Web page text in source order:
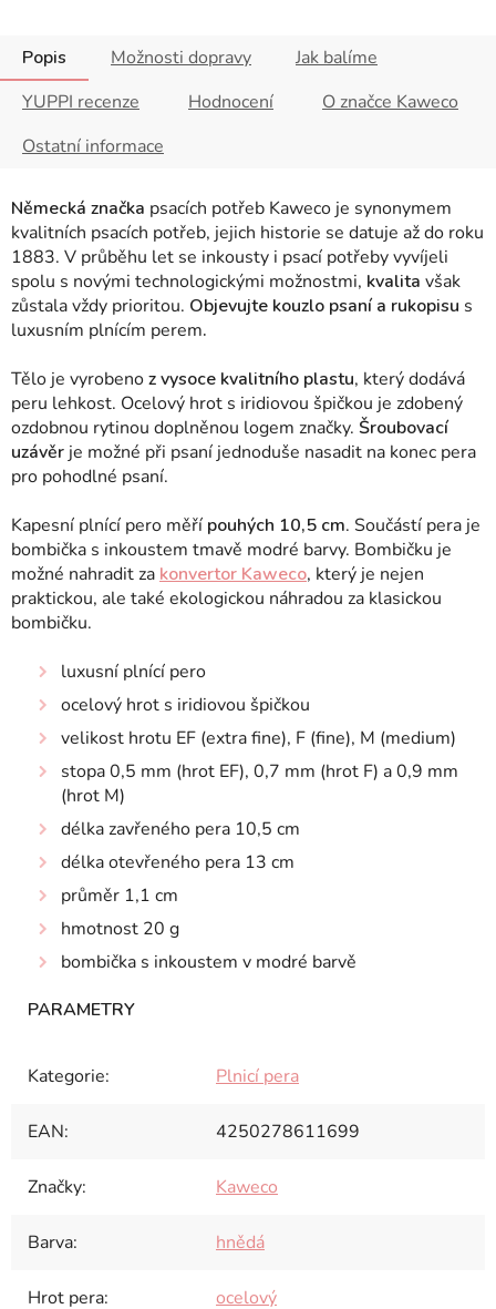
Popis Možnosti dopravy
Jak balíme
YUPPI recenze
Hodnocení
O značce Kaweco
Ostatní informace
Německá značka psacích potřeb Kaweco je synonymem
kvalitních psacích potřeb, jejich historie se datuje až do roku
1883. V průběhu let se inkousty i psací potřeby vyvíjeli
spolu s novými technologickými možnostmi, kvalita však
zůstala vždy prioritou. Objevujte kouzlo psaní a rukopisu s
luxusním plnícím perem.
Tělo je vyrobenoz vysoce kvalitního plastu, který dodává
peru lehkost. Ocelový hrot s iridiovou špičkou je zdobený
ozdobnou rytinou doplněnou logem značky. Šroubovací
uzávěr je možné při psaní jednoduše nasadit na konec pera
pro pohodlné psaní.
Kapesní plnící pero měří pouhých 10,5 cm. Součástí pera je
bombička s inkoustem tmavě modré barvy. Bombičku je
možné nahradit za konvertor Kaweco, který je nejen
praktickou, ale také ekologickou náhradou za klasickou
bombičku.
luxusní plnící pero
ocelový hrot s iridiovou špičkou
velikost hrotu EF (extra fine), F (fine), M (medium)
stopa 0,5 mm (hrot EF), 0,7 mm (hrot F) a 0,9 mm
(hrot M)
délka zavřeného pera 10,5 cm
délka otevřeného pera 13 cm
průměr 1,1 cm
hmotnost 20 g
bombička s inkoustem v modré barvě
Kategorie: Plnicí pera
EAN: 4250278611699
Značky: Kaweco
Barva: hnědá
Hrot pera: ocelový